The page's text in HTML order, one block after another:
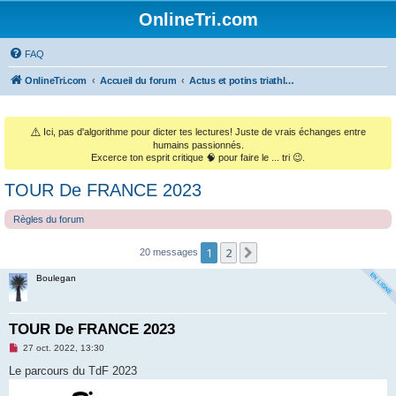
OnlineTri.com
FAQ
OnlineTri.com Accueil du forum Actus et potins triathlétiques (et le monde sportif général)
⚠️ Ici, pas d'algorithme pour dicter tes lectures! Juste de vrais échanges entre
humains passionnés.
Excerce ton esprit critique 🧠 pour faire le ... tri 😉.
TOUR De FRANCE 2023
Règles du forum
20 messages 1 2
Boulegan
TOUR De FRANCE 2023
M
s
s
27 oct. 2022, 13:30
Le parcours du TdF 2023